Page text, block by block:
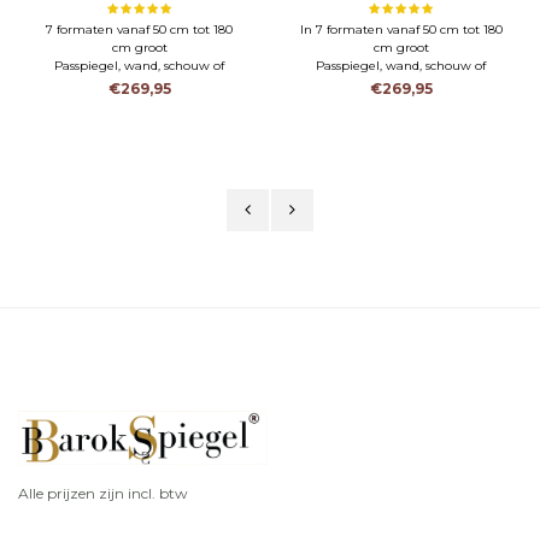
7 formaten vanaf 50 cm tot 180
cm groot
Passpiegel, wand, schouw of
badkamerspiegel
€269,95
Antiekgoud
In 7 formaten vanaf 50 cm tot 180
cm groot
Passpiegel, wand, schouw of
badkamerspiegel
€269,95
Alle prijzen zijn incl. btw